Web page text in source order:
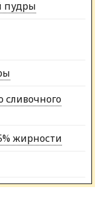
пудры
сливочного
жирности